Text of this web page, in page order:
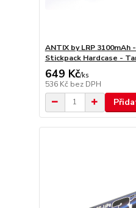
ANTIX by LRP 3100mAh
Stickpack Hardcase -
649 Kč/ks
536 Kč bez DPH